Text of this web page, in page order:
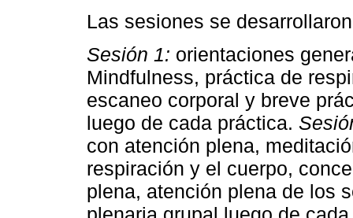
Las sesiones se
Sesión 1: orientaciones
Mindfulness, práctica de
escaneo corporal y breve
luego de cada práctica.
con atención plena,
respiración y el cuerpo,
plena, atención plena de los